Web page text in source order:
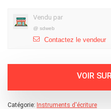
Vendu par
@ sdweb
Contactez le vendeur
Catégorie: Instruments d'écriture